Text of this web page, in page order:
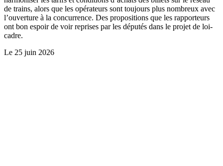
de trains, alors que les opérateurs sont toujours plus nombreux avec
l’ouverture à la concurrence. Des propositions que les rapporteurs
ont bon espoir de voir reprises par les députés dans le projet de loi-
cadre.
Le 25 juin 2026